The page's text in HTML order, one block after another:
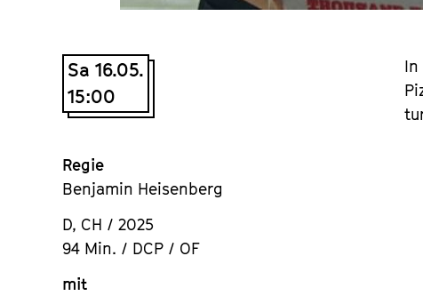
Sa 16.05.
15:00
Regie
Benjamin Heisenberg
D, CH / 2025
94 Min. / DCP / OF
mit
In